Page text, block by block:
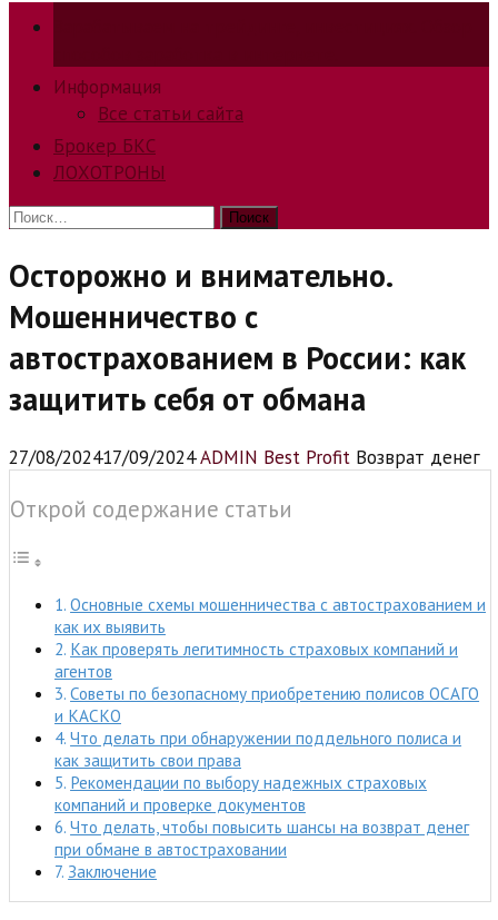
Информация
Все статьи сайта
Брокер БКС
ЛОХОТРОНЫ
Найти:
Осторожно и внимательно.
Мошенничество с
автострахованием в России: как
защитить себя от обмана
27/08/202417/09/2024ADMIN Best Profit Возврат денег
Открой содержание статьи
Основные схемы мошенничества с автострахованием и
как их выявить
Как проверять легитимность страховых компаний и
агентов
Советы по безопасному приобретению полисов ОСАГО
и КАСКО
Что делать при обнаружении поддельного полиса и
как защитить свои права
Рекомендации по выбору надежных страховых
компаний и проверке документов
Что делать, чтобы повысить шансы на возврат денег
при обмане в автостраховании
Заключение